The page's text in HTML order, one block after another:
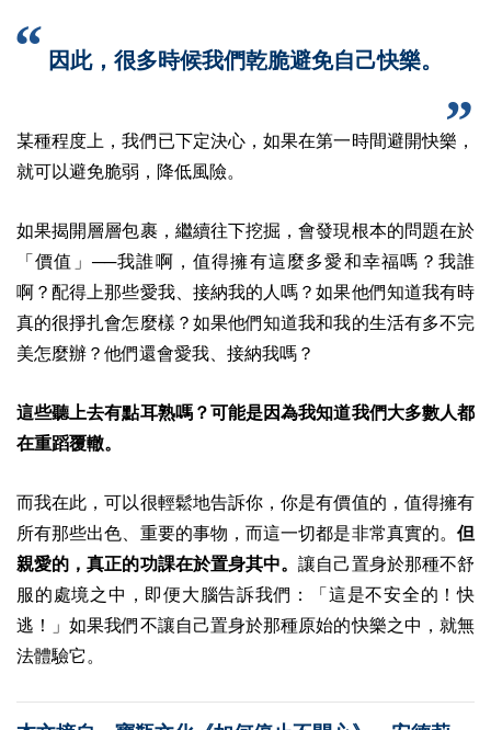
因此，很多時候我們乾脆避免自己快樂。
某種程度上，我們已下定決心，如果在第一時間避開快樂，
就可以避免脆弱，降低風險。
如果揭開層層包裹，繼續往下挖掘，會發現根本的問題在於
「價值」──我誰啊，值得擁有這麼多愛和幸福嗎？我誰
啊？配得上那些愛我、接納我的人嗎？如果他們知道我有時
真的很掙扎會怎麼樣？如果他們知道我和我的生活有多不完
美怎麼辦？他們還會愛我、接納我嗎？
這些聽上去有點耳熟嗎？可能是因為我知道我們大多數人都
在重蹈覆轍。
而我在此，可以很輕鬆地告訴你，你是有價值的，值得擁有
所有那些出色、重要的事物，而這一切都是非常真實的。 但
親愛的，真正的功課在於置身其中。讓自己置身於那種不舒
服的處境之中，即便大腦告訴我們：「這是不安全的！快
逃！」如果我們不讓自己置身於那種原始的快樂之中，就無
法體驗它。